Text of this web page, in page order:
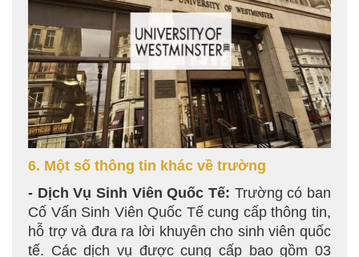
6. Một số thông tin khác về trường
- Dịch Vụ Sinh Viên Quốc Tế: Trường có ban
Cố Vấn Sinh Viên Quốc Tế cung cấp thông tin,
hỗ trợ và đưa ra lời khuyên cho sinh viên quốc
tế. Các dịch vụ được cung cấp bao gồm 03